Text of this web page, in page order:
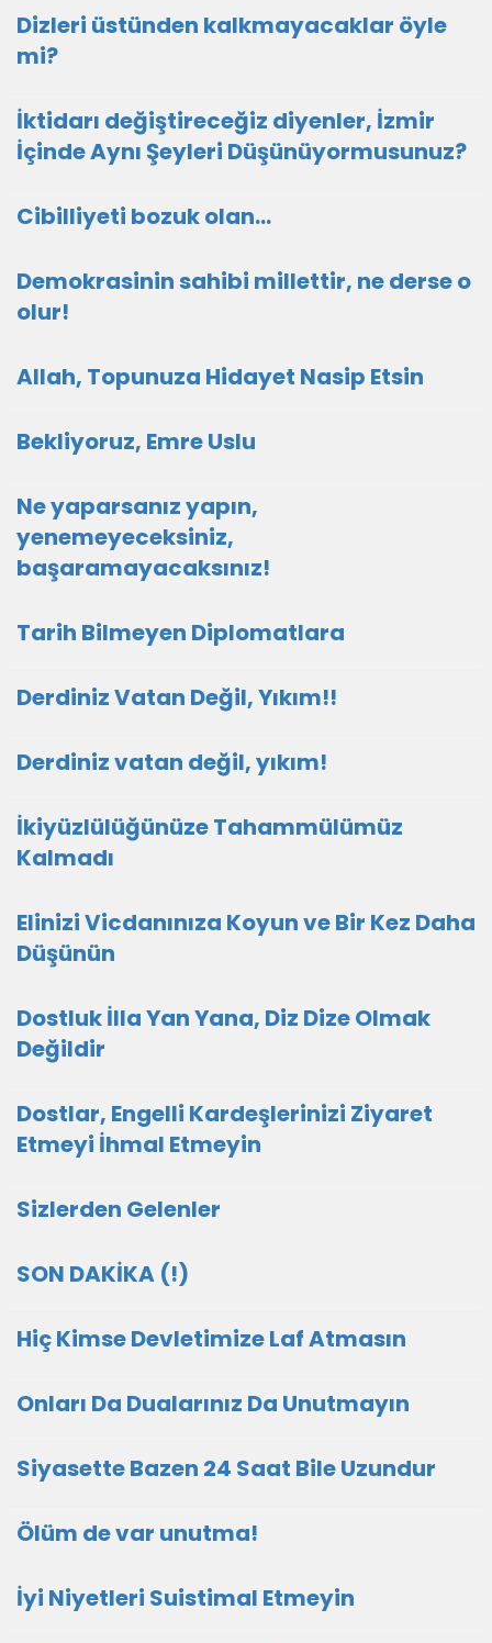
Dizleri üstünden kalkmayacaklar öyle
mi?
İktidarı değiştireceğiz diyenler, İzmir
İçinde Aynı Şeyleri Düşünüyormusunuz?
Cibilliyeti bozuk olan...
Demokrasinin sahibi millettir, ne derse o
olur!
Allah, Topunuza Hidayet Nasip Etsin
Bekliyoruz, Emre Uslu
Ne yaparsanız yapın,
yenemeyeceksiniz,
başaramayacaksınız!
Tarih Bilmeyen Diplomatlara
Derdiniz Vatan Değil, Yıkım!!
Derdiniz vatan değil, yıkım!
İkiyüzlülüğünüze Tahammülümüz
Kalmadı
Elinizi Vicdanınıza Koyun ve Bir Kez Daha
Düşünün
Dostluk İlla Yan Yana, Diz Dize Olmak
Değildir
Dostlar, Engelli Kardeşlerinizi Ziyaret
Etmeyi İhmal Etmeyin
Sizlerden Gelenler
SON DAKİKA (!)
Hiç Kimse Devletimize Laf Atmasın
Onları Da Dualarınız Da Unutmayın
Siyasette Bazen 24 Saat Bile Uzundur
Ölüm de var unutma!
İyi Niyetleri Suistimal Etmeyin